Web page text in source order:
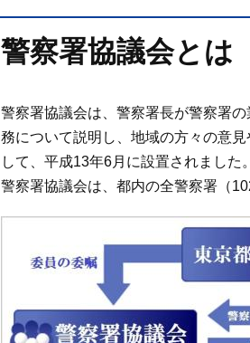
警察署協議会とは
警察署協議会は、警察署長が警察署
務について説明し、地域の方々の意
して、平成13年6月に設置されました。
警察署協議会は、都内の全警察署（